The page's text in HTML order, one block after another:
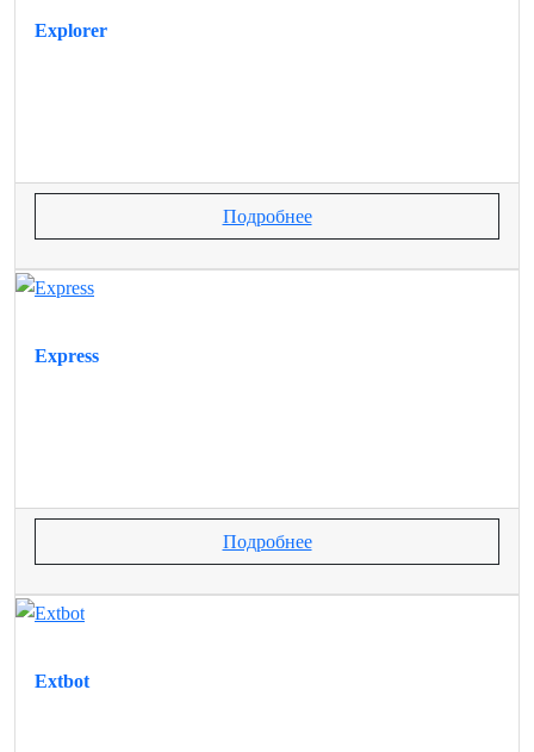
Explorer
Подробнее
Express
Подробнее
Extbot